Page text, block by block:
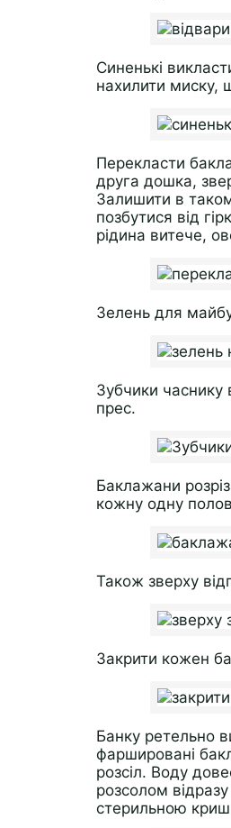
Синенькі
нахилити миску,
Перекласти
друга дошка,
Залишити в
позбутися від
рідина витече,
Зелень для
Зубчики часнику
прес.
Баклажани
кожну одну
Також зверху
Закрити кожен
Банку ретельно
фаршировані
розсіл. Воду
розсолом
стерильною